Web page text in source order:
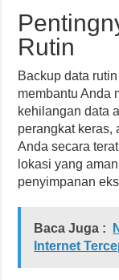
Rutin
Backup data
membantu Anda
kehilangan data
perangkat keras,
Anda secara
lokasi yang
penyimpanan
Baca Juga :
Internet